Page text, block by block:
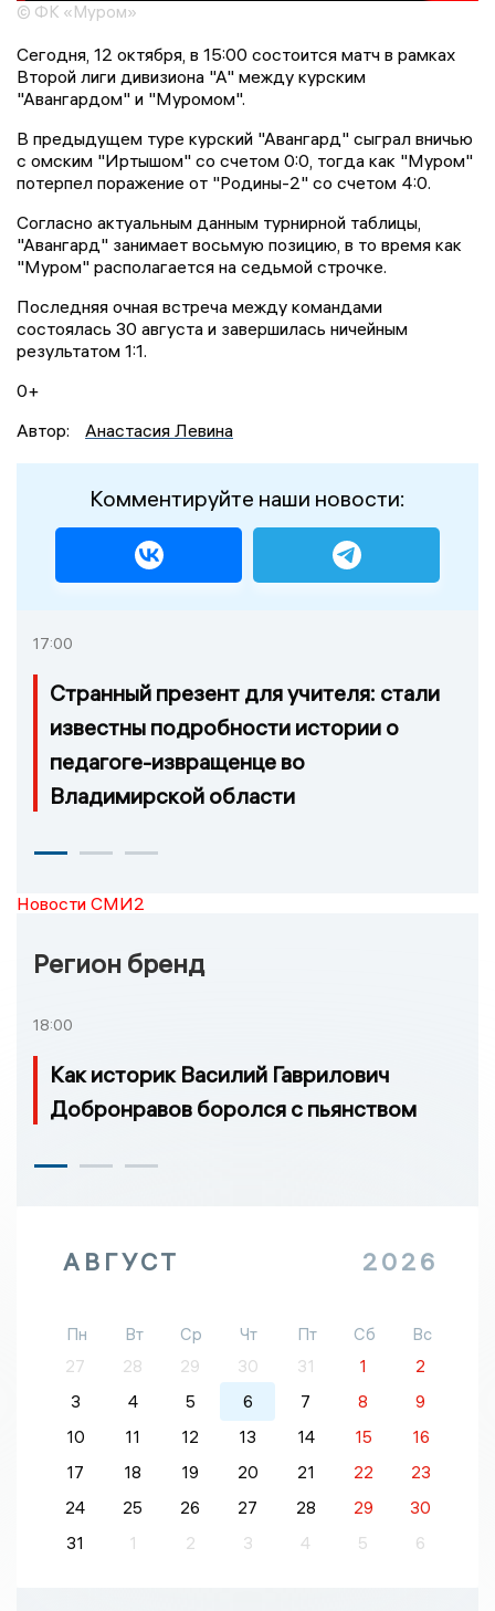
© ФК «Муром»
Сегодня, 12 октября, в 15:00 состоится матч в рамках
Второй лиги дивизиона "А" между курским
"Авангардом" и "Муромом".
В предыдущем туре курский "Авангард" сыграл вничью
с омским "Иртышом" со счетом 0:0, тогда как "Муром"
потерпел поражение от "Родины-2" со счетом 4:0.
Согласно актуальным данным турнирной таблицы,
"Авангард" занимает восьмую позицию, в то время как
"Муром" располагается на седьмой строчке.
Последняя очная встреча между командами
состоялась 30 августа и завершилась ничейным
результатом 1:1.
0+
Автор:
Анастасия Левина
Комментируйте наши новости:
17:00
Странный презент для учителя: стали
известны подробности истории о
педагоге-извращенце во
Владимирской области
Новости СМИ2
Регион бренд
18:00
Как историк Василий Гаврилович
Добронравов боролся с пьянством
АВГУСТ 2026
Пн Вт Ср Чт Пт Сб
Вс
27
28 29 30 31 1
2
3
4 5 6 7 8
9
10
11 12 13 14 15
16
17
18 19 20 21 22
23
24
25 26 27 28 29
30
31
1 2 3 4 5 6